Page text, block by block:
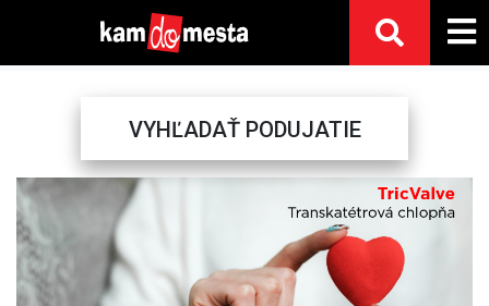
VYHĽADAŤ PODUJATIE
Previous